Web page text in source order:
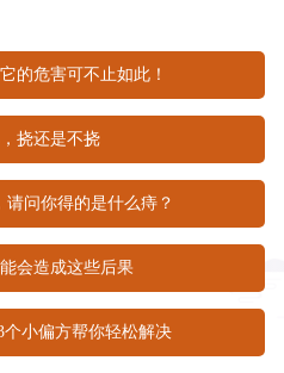
的危害可不止如此！
挠还是不挠
请问你得的是什么痔？
会造成这些后果
小偏方帮你轻松解决